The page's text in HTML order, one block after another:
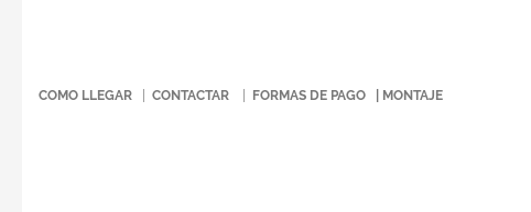
COMO LLEGAR CONTACTAR FORMAS DE PAGO MONTAJE